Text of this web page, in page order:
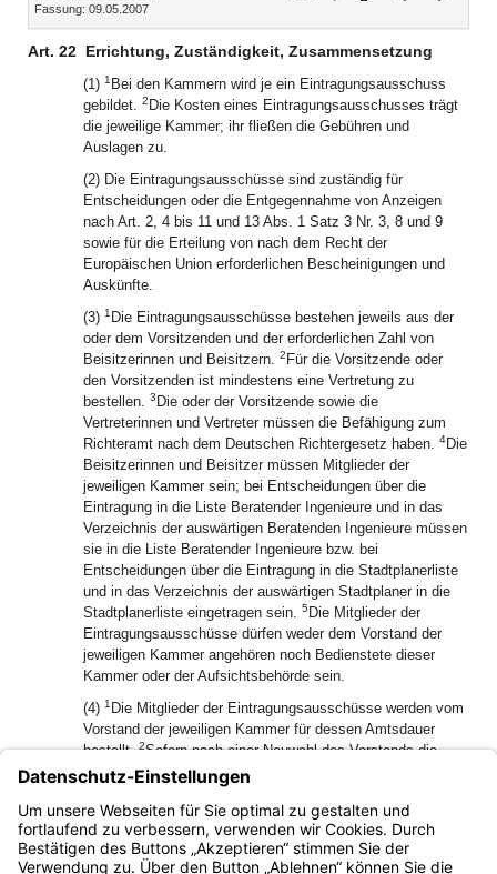
Fassung: 09.05.2007
Art. 22 Errichtung, Zuständigkeit, Zusammensetzung
(1) 1 Bei den Kammern wird je ein Eintragungsausschuss
gebildet. 2 Die Kosten eines Eintragungsausschusses trägt
die jeweilige Kammer; ihr fließen die Gebühren und
Auslagen zu.
(2) Die Eintragungsausschüsse sind zuständig für
Entscheidungen oder die Entgegennahme von Anzeigen
nach Art. 2, 4 bis 11 und 13 Abs. 1 Satz 3 Nr. 3, 8 und 9
sowie für die Erteilung von nach dem Recht der
Europäischen Union erforderlichen Bescheinigungen und
Auskünfte.
(3) 1 Die Eintragungsausschüsse bestehen jeweils aus der
oder dem Vorsitzenden und der erforderlichen Zahl von
Beisitzerinnen und Beisitzern. 2 Für die Vorsitzende oder
den Vorsitzenden ist mindestens eine Vertretung zu
bestellen. 3 Die oder der Vorsitzende sowie die
Vertreterinnen und Vertreter müssen die Befähigung zum
Richteramt nach dem Deutschen Richtergesetz haben. 4Die
Beisitzerinnen und Beisitzer müssen Mitglieder der
jeweiligen Kammer sein; bei Entscheidungen über die
Eintragung in die Liste Beratender Ingenieure und in das
Verzeichnis der auswärtigen Beratenden Ingenieure müssen
sie in die Liste Beratender Ingenieure bzw. bei
Entscheidungen über die Eintragung in die Stadtplanerliste
und in das Verzeichnis der auswärtigen Stadtplaner in die
Stadtplanerliste eingetragen sein. 5 Die Mitglieder der
Eintragungsausschüsse dürfen weder dem Vorstand der
jeweiligen Kammer angehören noch Bedienstete dieser
Kammer oder der Aufsichtsbehörde sein.
(4) 1 Die Mitglieder der Eintragungsausschüsse werden vom
Vorstand der jeweiligen Kammer für dessen Amtsdauer
bestellt.2Sofern nach einer Neuwahl des Vorstands die
Mitglieder des neuen Eintragungsausschusses noch nicht
bestellt worden sind, wird bis zur Bestellung der bisherige
Eintragungsausschuss tätig, soweit und solang dies
erforderlich ist.3Die Mitglieder sind ehrenamtlich tätig.